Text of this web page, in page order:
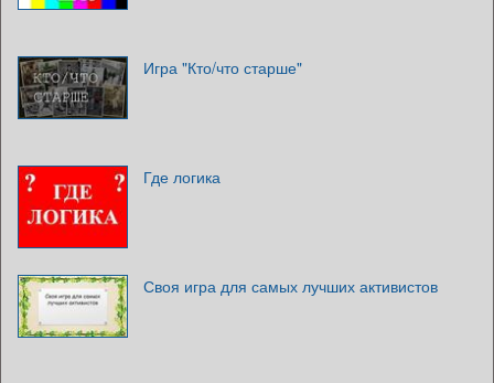
Игра "Кто/что старше"
Где логика
Своя игра для самых лучших активистов